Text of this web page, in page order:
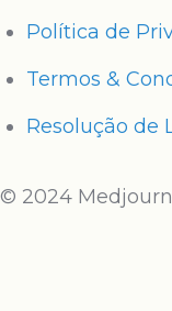
Política de
Termos &
Resolução de
© 2024